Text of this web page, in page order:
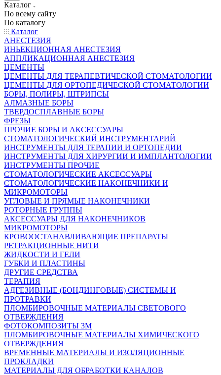
Каталог
По всему сайту
По каталогу
Каталог
АНЕСТЕЗИЯ
ИНЬЕКЦИОННАЯ АНЕСТЕЗИЯ
АППЛИКАЦИОННАЯ АНЕСТЕЗИЯ
ЦЕМЕНТЫ
ЦЕМЕНТЫ ДЛЯ ТЕРАПЕВТИЧЕСКОЙ СТОМАТОЛОГИИ
ЦЕМЕНТЫ ДЛЯ ОРТОПЕДИЧЕСКОЙ СТОМАТОЛОГИИ
БОРЫ, ПОЛИРЫ, ШТРИПСЫ
АЛМАЗНЫЕ БОРЫ
ТВЕРДОСПЛАВНЫЕ БОРЫ
ФРЕЗЫ
ПРОЧИЕ БОРЫ И АКСЕССУАРЫ
СТОМАТОЛОГИЧЕСКИЙ ИНСТРУМЕНТАРИЙ
ИНСТРУМЕНТЫ ДЛЯ ТЕРАПИИ И ОРТОПЕДИИ
ИНСТРУМЕНТЫ ДЛЯ ХИРУРГИИ И ИМПЛАНТОЛОГИИ
ИНСТРУМЕНТЫ ПРОЧИЕ
СТОМАТОЛОГИЧЕСКИЕ АКСЕССУАРЫ
СТОМАТОЛОГИЧЕСКИЕ НАКОНЕЧНИКИ И
МИКРОМОТОРЫ
УГЛОВЫЕ И ПРЯМЫЕ НАКОНЕЧНИКИ
РОТОРНЫЕ ГРУППЫ
АКСЕССУАРЫ ДЛЯ НАКОНЕЧНИКОВ
МИКРОМОТОРЫ
КРОВООСТАНАВЛИВАЮЩИЕ ПРЕПАРАТЫ
РЕТРАКЦИОННЫЕ НИТИ
ЖИДКОСТИ И ГЕЛИ
ГУБКИ И ПЛАСТИНЫ
ДРУГИЕ СРЕДСТВА
ТЕРАПИЯ
АДГЕЗИВНЫЕ (БОНДИНГОВЫЕ) СИСТЕМЫ И
ПРОТРАВКИ
ПЛОМБИРОВОЧНЫЕ МАТЕРИАЛЫ СВЕТОВОГО
ОТВЕРЖДЕНИЯ
ФОТОКОМПОЗИТЫ 3М
ПЛОМБИРОВОЧНЫЕ МАТЕРИАЛЫ ХИМИЧЕСКОГО
ОТВЕРЖДЕНИЯ
ВРЕМЕННЫЕ МАТЕРИАЛЫ И ИЗОЛЯЦИОННЫЕ
ПРОКЛАДКИ
МАТЕРИАЛЫ ДЛЯ ОБРАБОТКИ КАНАЛОВ